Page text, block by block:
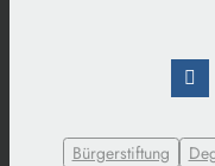
Bürgerstiftung